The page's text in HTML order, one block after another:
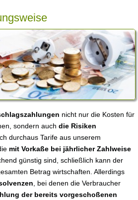
nicht nur die Kosten für
sondern auch die Risiken
durchaus Tarife aus unserem
mit Vorkaße bei jährlicher Zahlweise
günstig sind, schließlich kann der
Betrag wirtschaften. Allerdings
, bei denen die Verbraucher
der bereits vorgeschoßenen